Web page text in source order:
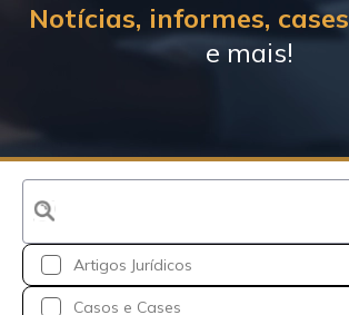
Notícias, informes, cases
e mais!
Artigos Jurídicos
Casos e Cases